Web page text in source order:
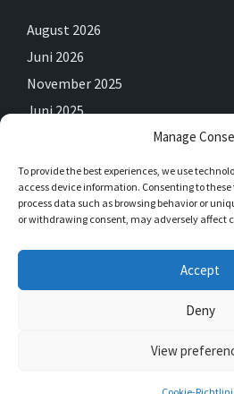
Manage
To provide the best experiences, we use
access device information. Consenting to
process data such as browsing behavior or
or withdrawing consent, may adversely affect
Accept
Deny
View
August 2026
Juni 2026
November 2025
Juni 2025
April 2025
Februar 2025
Dezember 2024